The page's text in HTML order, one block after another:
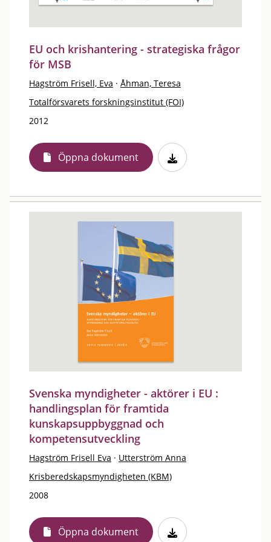
EU och krishantering - strategiska frågor
för MSB
Hagström Frisell, Eva · Åhman, Teresa
Totalförsvarets forskningsinstitut (FOI)
2012
Öppna dokument
Svenska myndigheter - aktörer i EU :
handlingsplan för framtida
kunskapsuppbyggnad och
kompetensutveckling
Hagström Frisell Eva · Utterström Anna
Krisberedskapsmyndigheten (KBM)
2008
Öppna dokument